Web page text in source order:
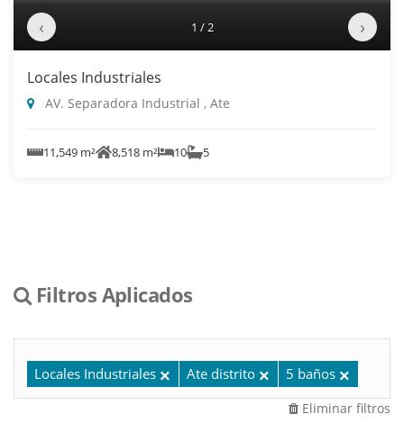
‹ 1 / 2 ›
Locales Industriales
AV. Separadora Industrial , Ate
11,549 m² 8,518 m² 10 5
Filtros Aplicados
Locales Industriales Ate distrito 5 baños
Eliminar filtros